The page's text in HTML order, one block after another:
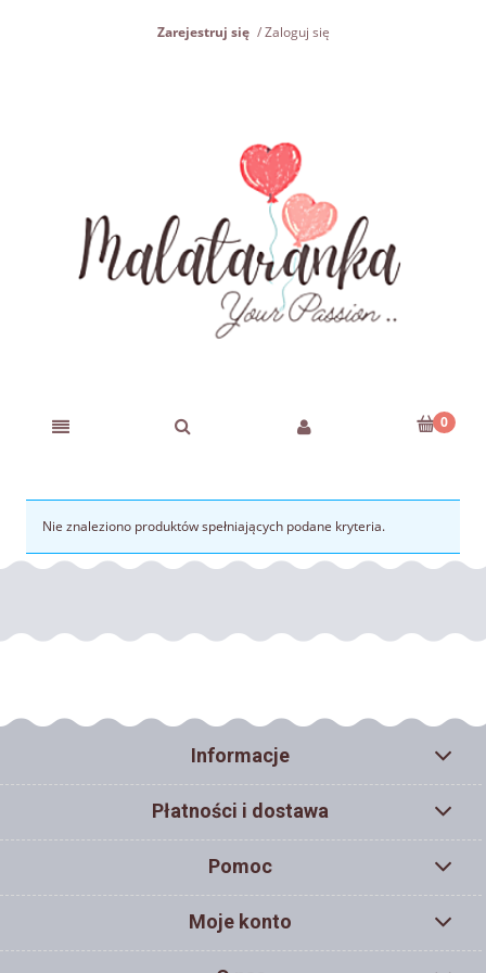
Zarejestruj się Zaloguj się
Nie znaleziono produktów spełniających podane kryteria.
Informacje
Płatności i dostawa
Pomoc
Moje konto